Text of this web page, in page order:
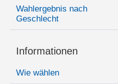
Wahlergebnis nach
Geschlecht
Informationen
Wie wählen